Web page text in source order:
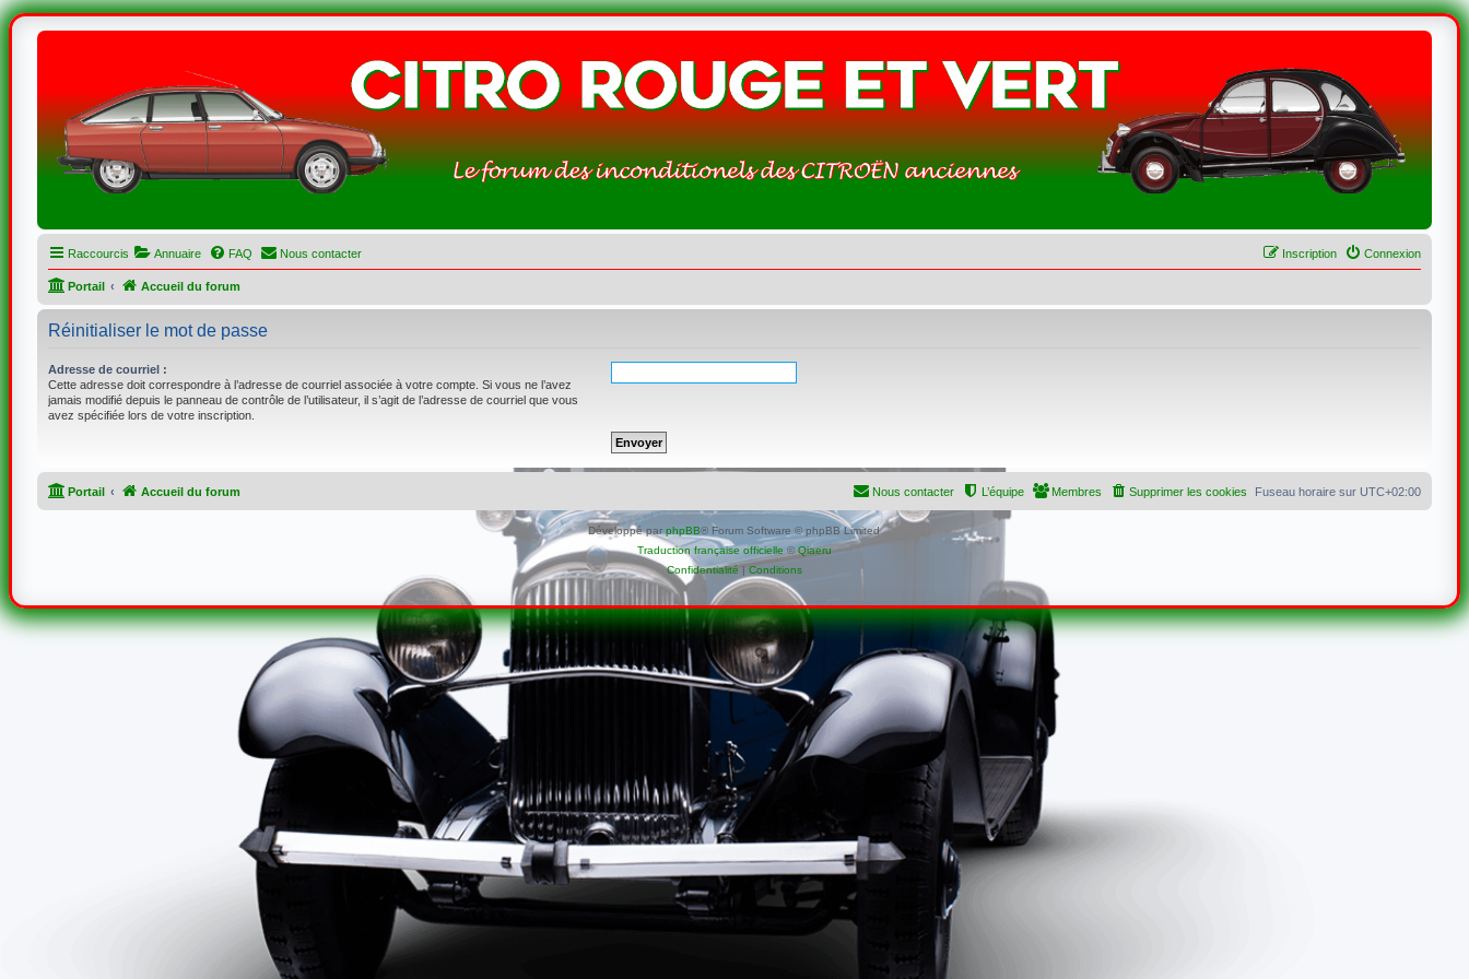
Raccourcis Annuaire FAQ Nous contacter Connexion
Inscription
Portail Accueil du forum
Réinitialiser le mot de passe
Adresse de courriel :
Cette adresse doit correspondre à l’adresse de courriel associée à votre compte. Si vous ne l’avez
jamais modifié depuis le panneau de contrôle de l’utilisateur, il s’agit de l’adresse de courriel que vous
avez spécifiée lors de votre inscription.
Portail Accueil du forum Fuseau horaire sur UTC+02:00
Supprimer les cookies
Membres
L’équipe
Nous contacter
Développé parphpBB® Forum Software © phpBB Limited
Traduction française officielle ©Qiaeru
Confidentialité|Conditions